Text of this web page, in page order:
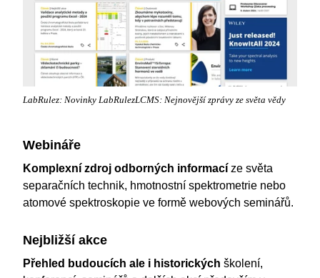
LabRulez: Novinky LabRulezLCMS: Nejnovější zprávy ze světa vědy
Webináře
Komplexní zdroj odborných informací ze světa
separačních technik, hmotnostní spektrometrie nebo
atomové spektroskopie ve formě webových seminářů.
Nejbližší akce
Přehled budoucích ale i historických školení,